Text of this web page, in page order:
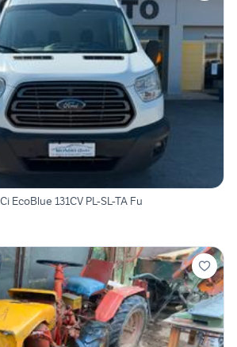
EcoBlue 131CV PL-SL-TA Fu